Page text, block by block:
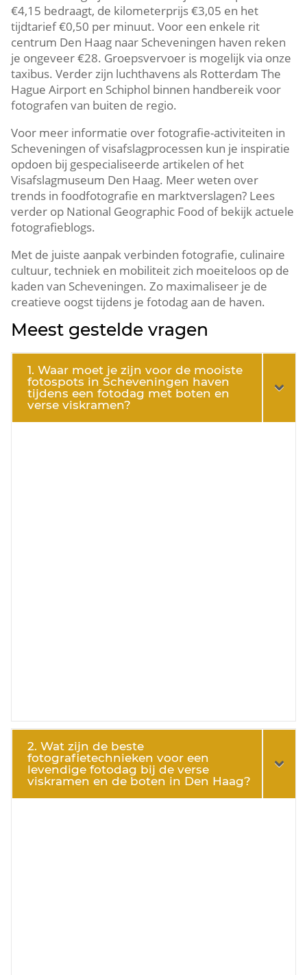
€4,15 bedraagt, de kilometerprijs €3,05 en het
tijdtarief €0,50 per minuut.​ Voor een enkele rit
centrum Den Haag naar Scheveningen haven reken
je ongeveer €28.​ Groepsvervoer is mogelijk via onze
taxibus.​ Verder zijn luchthavens als Rotterdam The
Hague Airport en Schiphol binnen handbereik voor
fotografen van buiten de regio.​
Voor meer informatie over fotografie-activiteiten in
Scheveningen of visafslagprocessen kun je inspiratie
opdoen bij gespecialiseerde artikelen of het
Visafslagmuseum Den Haag.​ Meer weten over
trends in foodfotografie en marktverslagen? Lees
verder op National Geographic Food of bekijk actuele
fotografieblogs.​
Met de juiste aanpak verbinden fotografie, culinaire
cultuur, techniek en mobiliteit zich moeiteloos op de
kaden van Scheveningen.​ Zo maximaliseer je de
creatieve oogst tijdens je fotodag aan de haven.​
Meest gestelde vragen
1. Waar moet je zijn voor de mooiste
fotospots in Scheveningen haven
tijdens een fotodag met boten en
verse viskramen?
2. Wat zijn de beste
fotografietechnieken voor een
levendige fotodag bij de verse
viskramen en de boten in Den Haag?